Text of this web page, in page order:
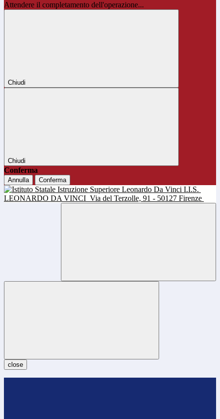
Attendere il completamento dell'operazione...
Chiudi
Chiudi
Conferma
Annulla Conferma
I.I.S.
LEONARDO DA VINCI Via del Terzolle, 91 - 50127 Firenze
close